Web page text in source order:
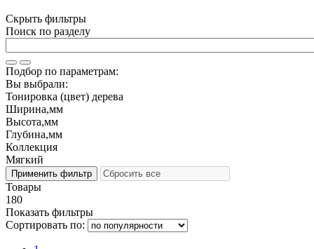
Скрыть фильтры
Поиск по разделу
Подбор по параметрам:
Вы выбрали:
Тонировка (цвет) дерева
Ширина,мм
Высота,мм
Глубина,мм
Коллекция
Мягкий
Товары
180
Показать фильтры
Сортировать по: